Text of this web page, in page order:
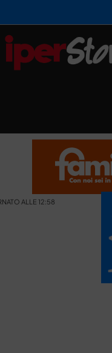
ALLE 12:58